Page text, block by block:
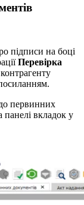
підписи на боці
Перевірка
первинних
панелі вкладок у